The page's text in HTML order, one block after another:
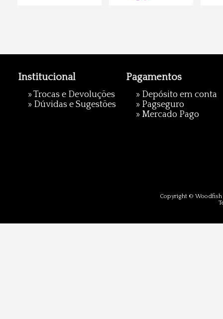
Institucional
»Trocas e Devoluções
» Dúvidas e Sugestões
Pagamentos
» Depósito em conta
» Pagseguro
» Mercado Pago
Copyright © Woodfish